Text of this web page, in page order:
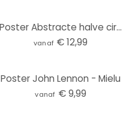
Poster Abstracte halve cirkels in warme natuurlijke kleuren - Bre - Vierkant
vanaf € 12,99
Poster John Lennon - Mielu
vanaf € 9,99